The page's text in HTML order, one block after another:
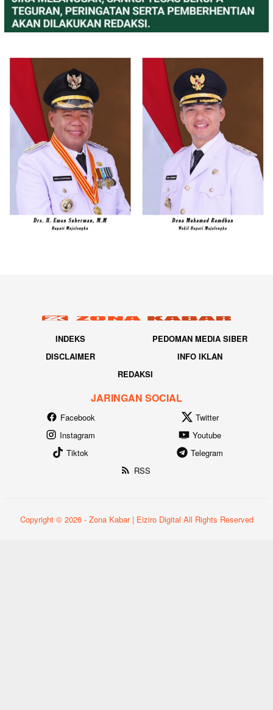
INDEKS
PEDOMAN MEDIA SIBER
DISCLAIMER
INFO IKLAN
REDAKSI
JARINGAN SOCIAL
Facebook
Twitter
Instagram
Youtube
Tiktok
Telegram
RSS
Copyright © 2026 - Zona Kabar | Eiziro Digital All Rights Reserved